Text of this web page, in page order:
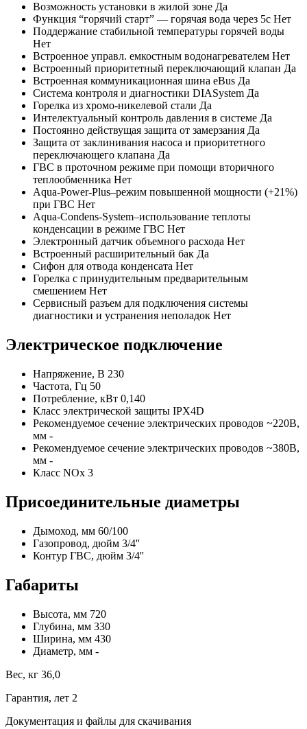
Возможность установки в жилой зоне Да
Функция “горячий старт” — горячая вода через 5с Нет
Поддержание стабильной температуры горячей воды
Нет
Встроенное управл. емкостным водонагревателем Нет
Встроенный приоритетный переключающий клапан Да
Встроенная коммуникационная шина eBus Да
Система контроля и диагностики DIASystem Да
Горелка из хромо-никелевой стали Да
Интелектуальный контроль давления в системе Да
Постоянно действущая защита от замерзания Да
Защита от заклинивания насоса и приоритетного
переключающего клапана Да
ГВС в проточном режиме при помощи вторичного
теплообменника Нет
Aqua-Power-Plus–режим повышенной мощности (+21%)
при ГВС Нет
Aqua-Condens-System–использование теплоты
конденсации в режиме ГВС Нет
Электронный датчик объемного расхода Нет
Встроенный расширительный бак Да
Сифон для отвода конденсата Нет
Горелка с принудительным предварительным
смешением Нет
Сервисный разъем для подключения системы
диагностики и устранения неполадок Нет
Электрическое подключение
Напряжение, В 230
Частота, Гц 50
Потребление, кВт 0,140
Класс электрической защиты IPX4D
Рекомендуемое сечение электрических проводов ~220B,
мм -
Рекомендуемое сечение электрических проводов ~380B,
мм -
Класс NOx 3
Присоединительные диаметры
Дымоход, мм 60/100
Газопровод, дюйм 3/4''
Контур ГВС, дюйм 3/4''
Габариты
Высота, мм 720
Глубина, мм 330
Ширина, мм 430
Диаметр, мм -
Вес, кг 36,0
Гарантия, лет 2
Документация и файлы для скачивания